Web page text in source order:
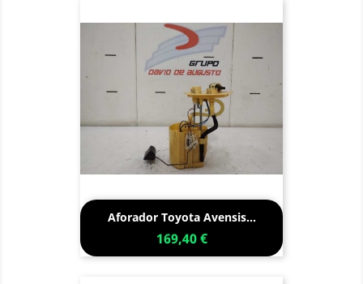
Aforador Toyota Avensis...
169,40 €